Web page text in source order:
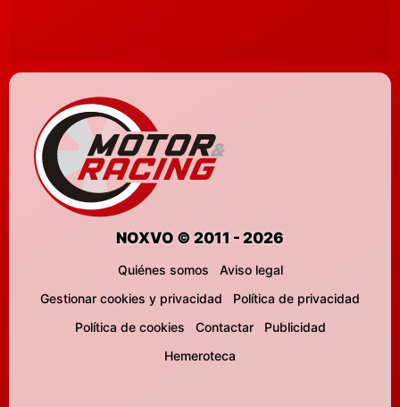
NOXVO © 2011 - 2026
Quiénes somos
Aviso legal
Gestionar cookies y privacidad
Política de privacidad
Política de cookies
Contactar
Publicidad
Hemeroteca